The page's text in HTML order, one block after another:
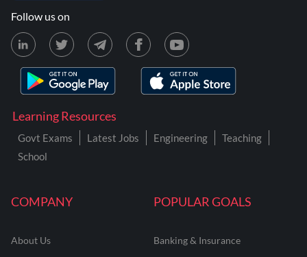
COMPANY
About Us
POPULAR GOALS
Banking & Insurance
Learning Resources
Govt Exams Latest Jobs Engineering
Teaching
School
Follow us on